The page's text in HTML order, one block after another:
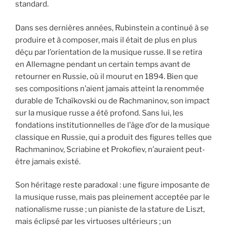
standard.
Dans ses dernières années, Rubinstein a continué à se
produire et à composer, mais il était de plus en plus
déçu par l’orientation de la musique russe. Il se retira
en Allemagne pendant un certain temps avant de
retourner en Russie, où il mourut en 1894. Bien que
ses compositions n’aient jamais atteint la renommée
durable de Tchaïkovski ou de Rachmaninov, son impact
sur la musique russe a été profond. Sans lui, les
fondations institutionnelles de l’âge d’or de la musique
classique en Russie, qui a produit des figures telles que
Rachmaninov, Scriabine et Prokofiev, n’auraient peut-
être jamais existé.
Son héritage reste paradoxal : une figure imposante de
la musique russe, mais pas pleinement acceptée par le
nationalisme russe ; un pianiste de la stature de Liszt,
mais éclipsé par les virtuoses ultérieurs ; un